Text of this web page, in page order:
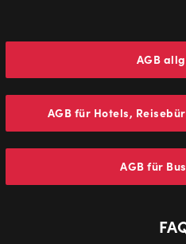
AGB
AGB für Hotels,
AGB für